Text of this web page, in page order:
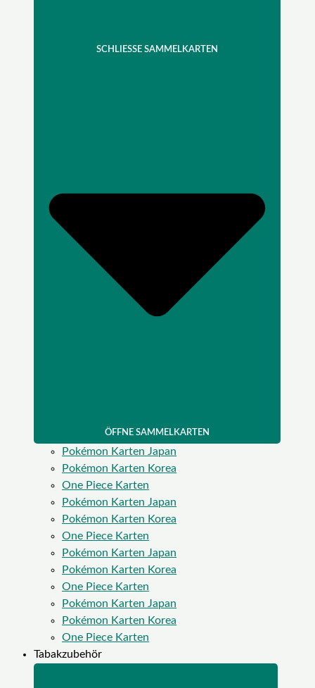
SCHLIESSE SAMMELKARTEN
ÖFFNE SAMMELKARTEN
Pokémon Karten Japan
Pokémon Karten Korea
One Piece Karten
Pokémon Karten Japan
Pokémon Karten Korea
One Piece Karten
Pokémon Karten Japan
Pokémon Karten Korea
One Piece Karten
Pokémon Karten Japan
Pokémon Karten Korea
One Piece Karten
Tabakzubehör